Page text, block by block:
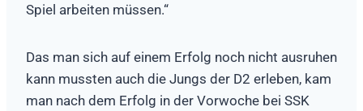
Spiel arbeiten müssen.“
Das man sich auf einem Erfolg noch nicht ausruhen
kann mussten auch die Jungs der D2 erleben, kam
man nach dem Erfolg in der Vorwoche bei SSK